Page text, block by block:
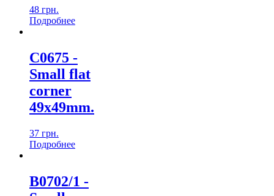
48 грн.
Подробнеe
C0675 -
Small flat
corner
49x49mm.
37 грн.
Подробнеe
B0702/1 -